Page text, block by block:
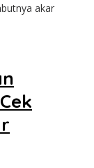
akar